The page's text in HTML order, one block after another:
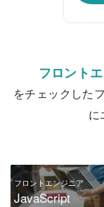
フロント
をチェックした
に
フロントエンジニア
JavaScript